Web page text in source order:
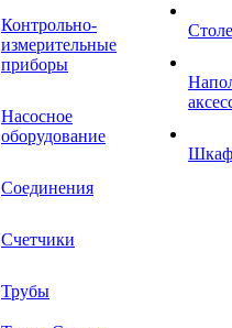
Контрольно-
измерительные
приборы
Насосное
оборудование
Соединения
Счетчики
Трубы